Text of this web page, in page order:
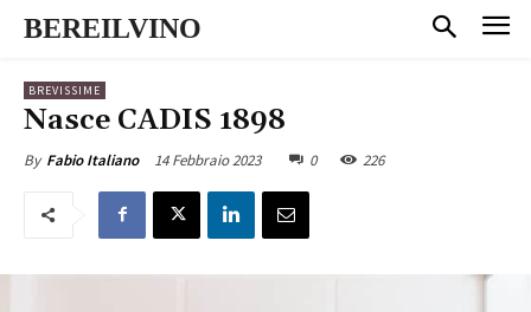
BEREILVINO
BREVISSIME
Nasce CADIS 1898
By Fabio Italiano 14 Febbraio 2023 0 226